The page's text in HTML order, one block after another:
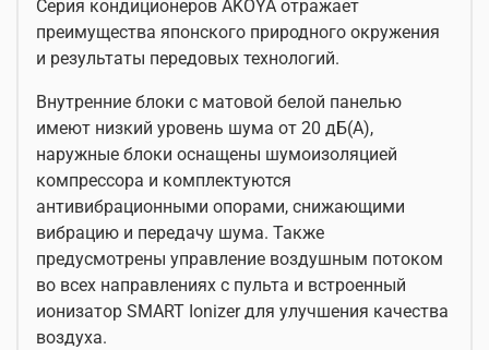
Серия кондиционеров AKOYA отражает
преимущества японского природного окружения
и результаты передовых технологий.
Внутренние блоки с матовой белой панелью
имеют низкий уровень шума от 20 дБ(А),
наружные блоки оснащены шумоизоляцией
компрессора и комплектуются
антивибрационными опорами, снижающими
вибрацию и передачу шума. Также
предусмотрены управление воздушным потоком
во всех направлениях с пульта и встроенный
ионизатор SMART Ionizer для улучшения качества
воздуха.